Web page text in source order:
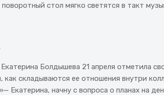
стол мягко светятся в такт
Болдышева 21 апреля отметила
складываются ее отношения внутри
Екатерина, начну с вопроса о планах на